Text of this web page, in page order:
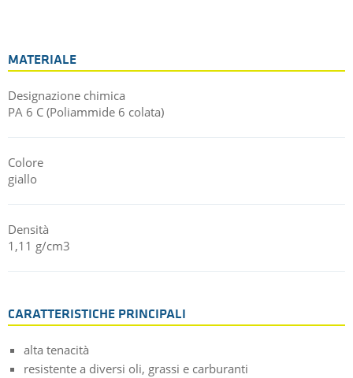
MATERIALE
Designazione chimica
PA 6 C (Poliammide 6 colata)
Colore
giallo
Densità
1,11 g/cm3
CARATTERISTICHE PRINCIPALI
alta tenacità
resistente a diversi oli, grassi e carburanti